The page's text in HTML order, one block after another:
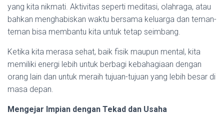
yang kita nikmati. Aktivitas seperti meditasi, olahraga, atau
bahkan menghabiskan waktu bersama keluarga dan teman-
teman bisa membantu kita untuk tetap seimbang.
Ketika kita merasa sehat, baik fisik maupun mental, kita
memiliki energi lebih untuk berbagi kebahagiaan dengan
orang lain dan untuk meraih tujuan-tujuan yang lebih besar di
masa depan.
Mengejar Impian dengan Tekad dan Usaha